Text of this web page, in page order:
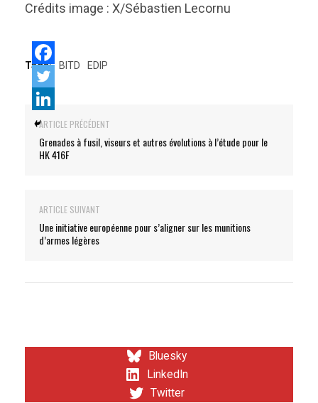
Crédits image : X/Sébastien Lecornu
Tags: BITD EDIP
ARTICLE PRÉCÉDENT
Grenades à fusil, viseurs et autres évolutions à l’étude pour le
HK 416F
ARTICLE SUIVANT
Une initiative européenne pour s’aligner sur les munitions
d’armes légères
Bluesky
LinkedIn
Twitter